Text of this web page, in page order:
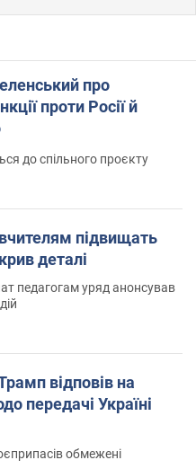
про
проти Росії й
до спільного проєкту
підвищать
деталі
педагогам уряд анонсував
відповів на
передачі Україні
обмежені